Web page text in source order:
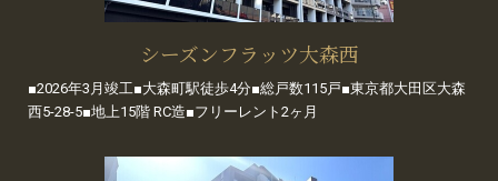
シーズンフラッツ大森西
■2026年3月竣工■大森町駅徒歩4分■総戸数115戸■東京都大田区大森
西5-28-5■地上15階 RC造■フリーレント2ヶ月